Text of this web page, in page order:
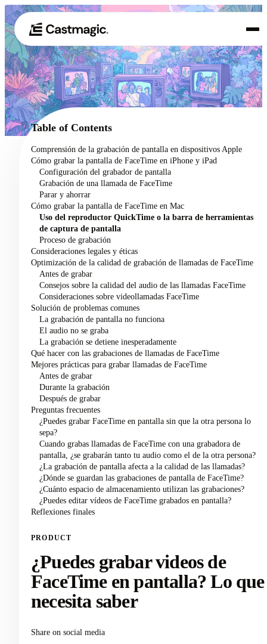
01 Producto
02 Casos de uso
Precios
Acerca de nosotros
Table of Contents
Comprensión de la grabación de pantalla en dispositivos Apple
Cómo grabar la pantalla de FaceTime en iPhone y iPad
Configuración del grabador de pantalla
Grabación de una llamada de FaceTime
Parar y ahorrar
Cómo grabar la pantalla de FaceTime en Mac
Uso del reproductor QuickTime o la barra de herramientas
de captura de pantalla
Proceso de grabación
Consideraciones legales y éticas
Optimización de la calidad de grabación de llamadas de FaceTime
Antes de grabar
Consejos sobre la calidad del audio de las llamadas FaceTime
Consideraciones sobre videollamadas FaceTime
Solución de problemas comunes
La grabación de pantalla no funciona
El audio no se graba
La grabación se detiene inesperadamente
Qué hacer con las grabaciones de llamadas de FaceTime
Mejores prácticas para grabar llamadas de FaceTime
Antes de grabar
Durante la grabación
Después de grabar
Preguntas frecuentes
¿Puedes grabar FaceTime en pantalla sin que la otra persona lo
sepa?
Cuando grabas llamadas de FaceTime con una grabadora de
pantalla, ¿se grabarán tanto tu audio como el de la otra persona?
¿La grabación de pantalla afecta a la calidad de las llamadas?
¿Dónde se guardan las grabaciones de pantalla de FaceTime?
¿Cuánto espacio de almacenamiento utilizan las grabaciones?
¿Puedes editar vídeos de FaceTime grabados en pantalla?
Reflexiones finales
PRODUCT
¿Puedes grabar videos de
FaceTime en pantalla? Lo que
necesita saber
Share on social media